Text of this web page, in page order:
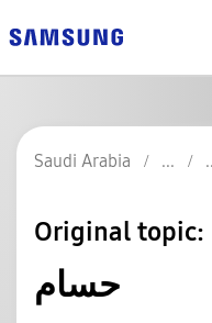
Saudi Arabia
Original topic:
حسام